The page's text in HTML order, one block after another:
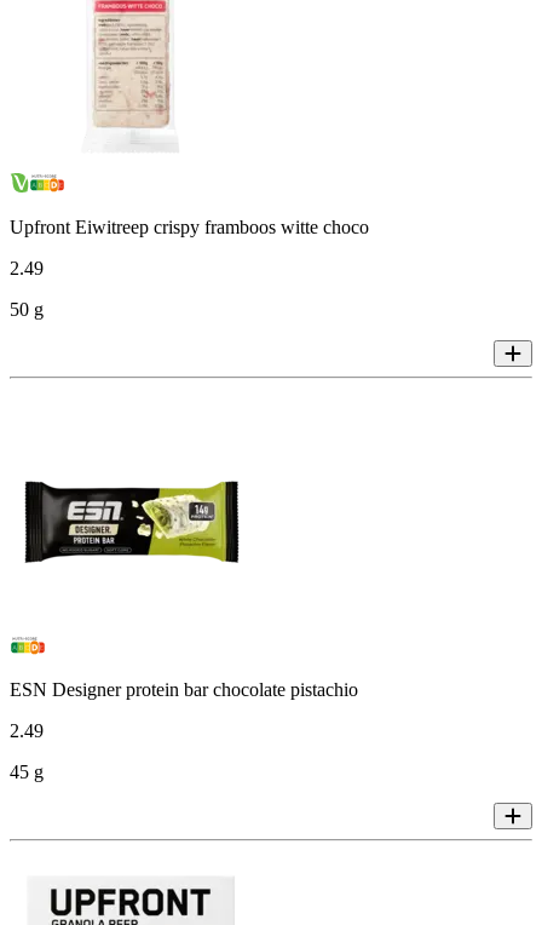
Upfront Eiwitreep crispy framboos witte choco
2.49
50 g
ESN Designer protein bar chocolate pistachio
2.49
45 g